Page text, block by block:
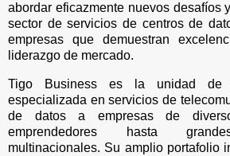
abordar eficazmente nuevos desafíos
sector de servicios de centros de
empresas que demuestran
liderazgo de mercado.
Tigo Business es la unidad de
especializada en servicios de
de datos a empresas de
emprendedores hasta
multinacionales. Su amplio portafolio